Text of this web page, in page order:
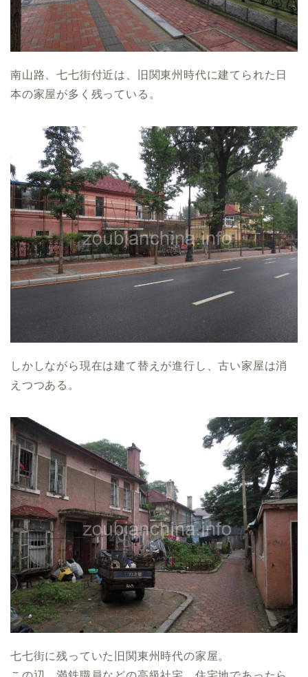
南山路、七七街付近は、旧関東州時代に建てられた日
本の家屋が多く残っている。
しかしながら現在は建て替えが進行し、古い家屋は消
えつつある。
七七街に残っていた旧関東州時代の家屋。